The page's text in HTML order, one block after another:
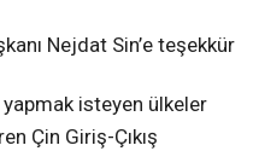
Nejdat Sin’e teşekkür
yapmak isteyen ülkeler
Çin Giriş-Çıkış